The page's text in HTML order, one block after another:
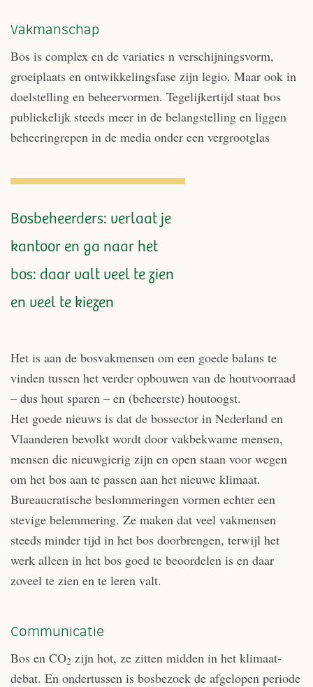
Vakmanschap
Bos is complex en de variaties n verschijningsvorm,
groeiplaats en ontwikkelingsfase zijn legio. Maar ook in
doelstelling en beheervormen. Tegelijkertijd staat bos
publiekelijk steeds meer in de belangstelling en liggen
beheeringrepen in de media onder een vergrootglas
Bosbeheerders: verlaat je
kantoor en ga naar het
bos: daar valt veel te zien
en veel te kiezen
Het is aan de bosvakmensen om een goede balans te
vinden tussen het verder opbouwen van de houtvoorraad
– dus hout sparen – en (beheerste) houtoogst.
Het goede nieuws is dat de bossector in Nederland en
Vlaanderen bevolkt wordt door vakbekwame mensen,
mensen die nieuwgierig zijn en open staan voor wegen
om het bos aan te passen aan het nieuwe ­klimaat.
Bureaucratische beslommeringen vormen echter een
stevige belemmering. Ze maken dat veel vakmensen
steeds minder tijd in het bos doorbrengen, terwijl het
werk alleen in het bos goed te beoordelen is en daar
zoveel te zien en te leren valt.
Communicatie
Bos en CO2 zijn hot, ze zitten midden in het klimaat­
debat. En ondertussen is bosbezoek de afgelopen periode